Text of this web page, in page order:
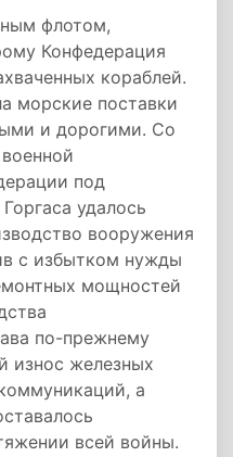
флотом,
Конфедерация
кораблей.
морские поставки
и дорогими. Со
под
удалось
вооружения
с избытком нужды
мощностей
по-прежнему
износ железных
а
всей войны.